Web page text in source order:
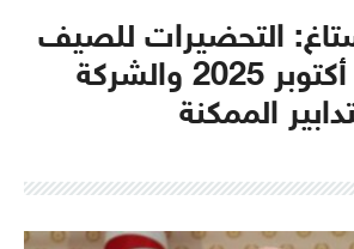
التحضيرات للصيف
انطلقت منذ أكتوبر 2025 والشركة
الممكنة